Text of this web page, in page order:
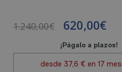
1.240,00€ 620,00€